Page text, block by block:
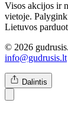
Visos akcijos ir
vietoje.
Lietuvos
© 2026
info@gudrusis.lt
Dalintis